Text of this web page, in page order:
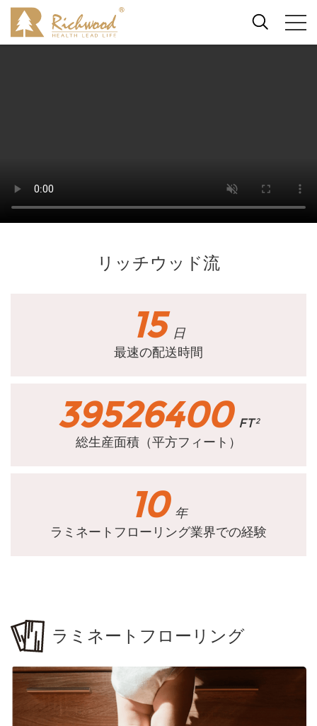
リッチウッド流
15 日
最速の配送時間
39526400 FT²
総生産面積（平方フィート）
10 年
ラミネートフローリング業界での経験
ラミネートフローリング